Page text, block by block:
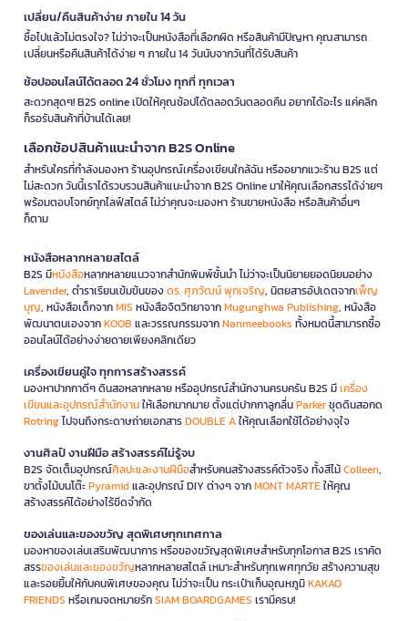
เปลี่ยน/คืนสินค้าง่าย ภายใน 14 วัน
ซื้อไปแล้วไม่ตรงใจ? ไม่ว่าจะเป็นหนังสือที่เลือกผิด หรือสินค้ามีปัญหา คุณสามารถ
เปลี่ยนหรือคืนสินค้าได้ง่าย ๆ ภายใน 14 วันนับจากวันที่ได้รับสินค้า
ช้อปออนไลน์ได้ตลอด 24 ชั่วโมง ทุกที่ ทุกเวลา
สะดวกสุดๆ! B2S online เปิดให้คุณช้อปได้ตลอดวันตลอดคืน อยากได้อะไร แค่คลิก
ก็รอรับสินค้าที่บ้านได้เลย!
เลือกช้อปสินค้าแนะนำจาก B2S Online
สำหรับใครที่กำลังมองหา ร้านอุปกรณ์เครื่องเขียนใกล้ฉัน หรืออยากแวะร้าน B2S แต่
ไม่สะดวก วันนี้เราได้รวบรวมสินค้าแนะนำจาก B2S Online มาให้คุณเลือกสรรได้ง่ายๆ
พร้อมตอบโจทย์ทุกไลฟ์สไตล์ ไม่ว่าคุณจะมองหา ร้านขายหนังสือ หรือสินค้าอื่นๆ
ก็ตาม
หนังสือหลากหลายสไตล์
B2S มีหนังสือหลากหลายแนวจากสำนักพิมพ์ชั้นนำ ไม่ว่าจะเป็นนิยายยอดนิยมอย่าง
Lavender, ตำราเรียนเข้มข้นของดร. ศุภวัฒน์ พุกเจริญ, นิตยสารอัปเดตจากเพ็ญ
บุญ, หนังสือเด็กจากMIS หนังสือจิตวิทยาจากMugunghwa Publishing, หนังสือ
พัฒนาตนเองจากKOOB และวรรณกรรมจากNanmeebooks ทั้งหมดนี้สามารถซื้อ
ออนไลน์ได้อย่างง่ายดายเพียงคลิกเดียว
เครื่องเขียนคู่ใจ ทุกการสร้างสรรค์
มองหาปากกาดีๆ ดินสอหลากหลาย หรืออุปกรณ์สำนักงานครบครัน B2S มีเครื่อง
เขียนและอุปกรณ์สำนักงานให้เลือกมากมาย ตั้งแต่ปากกาลูกลื่นParkerชุดดินสอกด
Rotringไปจนถึงกระดาษถ่ายเอกสารDOUBLE Aให้คุณเลือกใช้ได้อย่างจุใจ
งานศิลป์ งานฝีมือ สร้างสรรค์ไม่รู้จบ
B2S จัดเต็มอุปกรณ์ศิลปะและงานฝีมือสำหรับคนสร้างสรรค์ตัวจริง ทั้งสีไม้Colleen,
ขาตั้งไม้บนโต๊ะPyramidและอุปกรณ์ DIY ต่างๆ จากMONT MARTEให้คุณ
สร้างสรรค์ได้อย่างไร้ขีดจำกัด
ของเล่นและของขวัญ สุดพิเศษทุกเทศกาล
มองหาของเล่นเสริมพัฒนาการ หรือของขวัญสุดพิเศษสำหรับทุกโอกาส B2S เราคัด
สรรของเล่นและของขวัญหลากหลายสไตล์ เหมาะสำหรับทุกเพศทุกวัย สร้างความสุข
และรอยยิ้มให้กับคนพิเศษของคุณ ไม่ว่าจะเป็น กระเป๋าเก็บอุณหภูมิKAKAO
FRIENDS หรือเกมจดหมายรักSIAM BOARDGAMES เรามีครบ!